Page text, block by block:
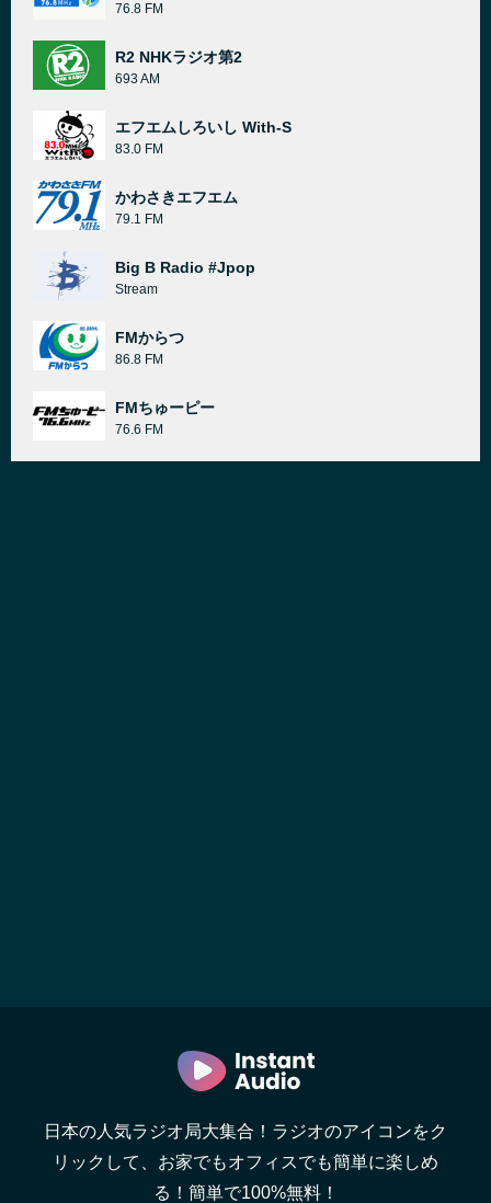
76.8 FM
R2 NHKラジオ第2
693 AM
エフエムしろいし With-S
83.0 FM
かわさきエフエム
79.1 FM
Big B Radio #Jpop
Stream
FMからつ
86.8 FM
FMちゅーピー
76.6 FM
日本の人気ラジオ局大集合！ラジオのアイコンをク
リックして、お家でもオフィスでも簡単に楽しめ
る！簡単で100%無料！